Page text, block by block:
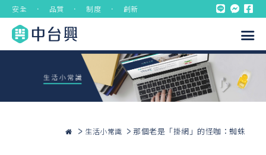
安全 ． 品質 ． 制度 ． 創新
生活小常識 那個老是「掛網」的怪咖：蜘蛛